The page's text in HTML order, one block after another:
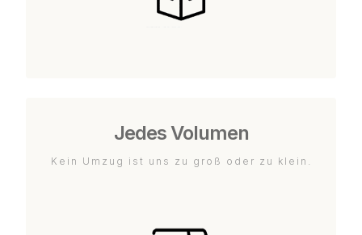
Jedes Volumen
Kein Umzug ist uns zu groß oder zu klein.